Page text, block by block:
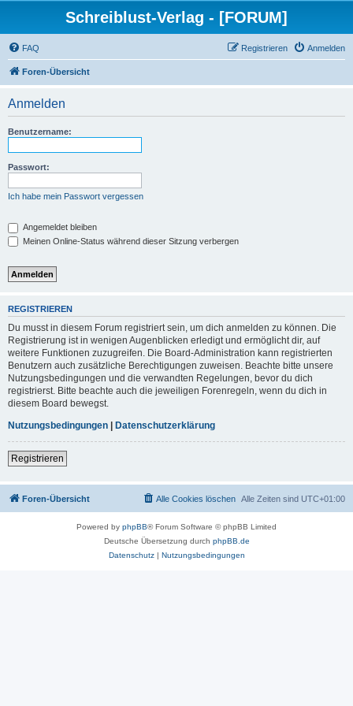
Schreiblust-Verlag - [FORUM]
FAQ Anmelden
Registrieren
Foren-Übersicht
Anmelden
Benutzername:
Passwort:
Ich habe mein Passwort vergessen
Angemeldet bleiben
Meinen Online-Status während dieser Sitzung verbergen
REGISTRIEREN
Du musst in diesem Forum registriert sein, um dich anmelden zu können. Die
Registrierung ist in wenigen Augenblicken erledigt und ermöglicht dir, auf
weitere Funktionen zuzugreifen. Die Board-Administration kann registrierten
Benutzern auch zusätzliche Berechtigungen zuweisen. Beachte bitte unsere
Nutzungsbedingungen und die verwandten Regelungen, bevor du dich
registrierst. Bitte beachte auch die jeweiligen Forenregeln, wenn du dich in
diesem Board bewegst.
Nutzungsbedingungen | Datenschutzerklärung
Registrieren
Foren-Übersicht Alle Zeiten sind UTC+01:00
Alle Cookies löschen
Powered by phpBB® Forum Software © phpBB Limited
Deutsche Übersetzung durch phpBB.de
Datenschutz| Nutzungsbedingungen